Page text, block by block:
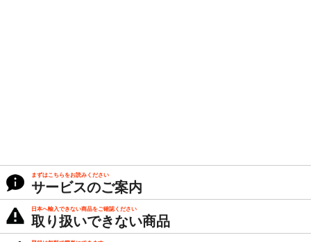
まずはこちらをお読みください
サービスのご案内
日本へ輸入できない商品をご確認ください
取り扱いできない商品